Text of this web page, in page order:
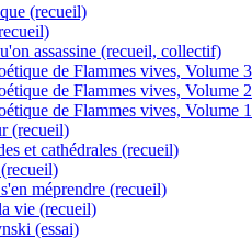
(recueil)
assassine (recueil, collectif)
de Flammes vives, Volume 3
de Flammes vives, Volume 2
de Flammes vives, Volume 1
(recueil)
et cathédrales (recueil)
méprendre (recueil)
vie (recueil)
(essai)